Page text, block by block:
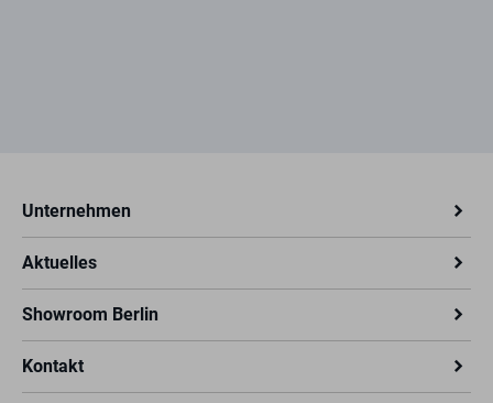
Unternehmen
Aktuelles
Showroom Berlin
Kontakt